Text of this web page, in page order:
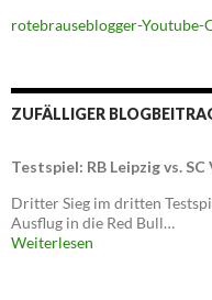
rotebrauseblogger-Youtube-
ZUFÄLLIGER
Testspiel: RB Leipzig vs. SC
Dritter Sieg im dritten
Ausflug in die Red Bull…
Weiterlesen